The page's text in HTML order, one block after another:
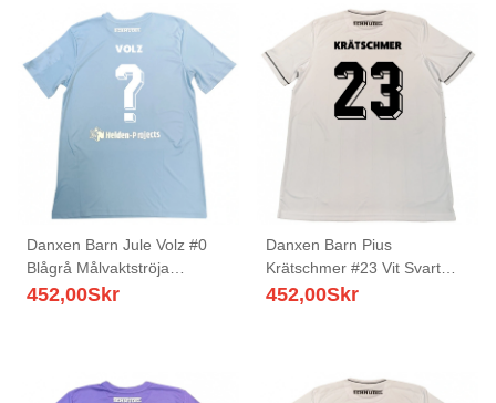
Danxen Barn Jule Volz #0
Blågrå Målvaktströja
2025/26 T-tröja
452,00Skr
Danxen Barn Pius
Krätschmer #23 Vit Svart
Bortatröja Matchtröjor
452,00Skr